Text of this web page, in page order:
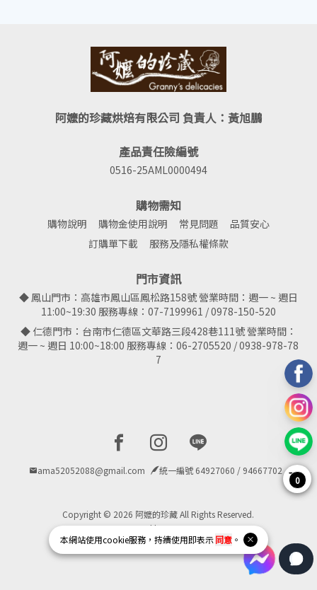
本網站使用cookie服務，持續使用即表示 同意。
阿嬤的珍藏烘焙有限公司 負責人：黃旭鵬
產品責任險編號
0516-25AML0000494
購物需知
購物說明 購物金使用說明 常見問題
品質安心
訂購單下載
服務及隱私權條款
門市資訊
◆ 鳳山門市：高雄市鳳山區鳳松路158號 營業時間：週一 ~ 週日
11:00~19:30 服務專線：07-7199961 / 0978-150-520
◆ 仁德門市：台南市仁德區文華路三段428巷111號 營業時間：
週一 ~ 週日 10:00~18:00 服務專線：06-2705520 / 0938-978-78
7
Facebook page
Instagram page
Line page
ama52052088@gmail.com 統一編號 64927060 / 94667702
Copyright © 2026 阿嬤的珍藏 All Rights Reserved.
Powered byBVSHOP.
0